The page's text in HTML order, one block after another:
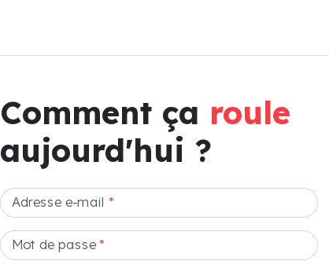
Comment ça roule
aujourd'hui ?
Adresse e-mail *
Mot de passe*